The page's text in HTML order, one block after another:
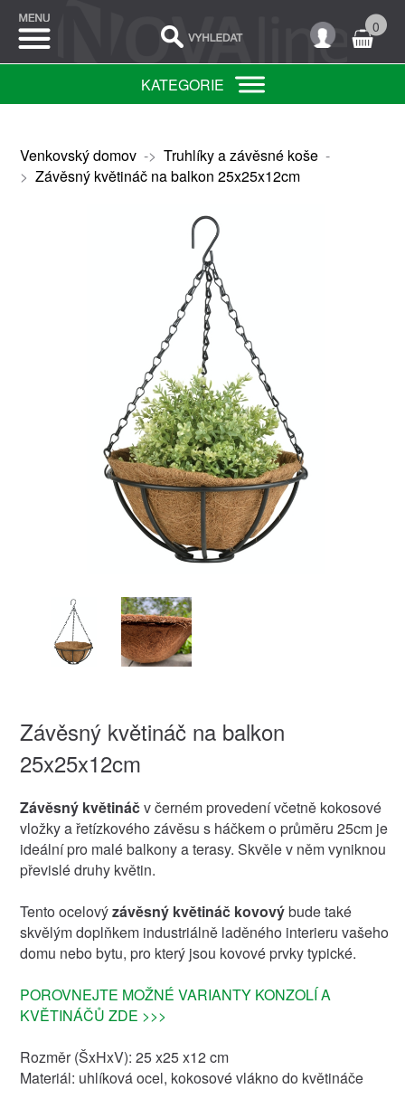
0
KATEGORIE
Venkovský domov-> Truhlíky a závěsné koše-
> Závěsný květináč na balkon 25x25x12cm
Závěsný květináč na balkon
25x25x12cm
Závěsný květináčv černém provedení včetně kokosové
vložky a řetízkového závěsu s háčkem o průměru 25cm je
ideální pro malé balkony a terasy. Skvěle v něm vyniknou
převislé druhy květin.
Tento ocelovýzávěsný květináč kovovýbude také
skvělým doplňkem industriálně laděného interieru vašeho
domu nebo bytu, pro který jsou kovové prvky typické.
POROVNEJTE MOŽNÉ VARIANTY KONZOLÍ A
KVĚTINÁČŮ ZDE >>>
Rozměr (ŠxHxV): 25 x25 x12 cm
Materiál: uhlíková ocel, kokosové vlákno do květináče